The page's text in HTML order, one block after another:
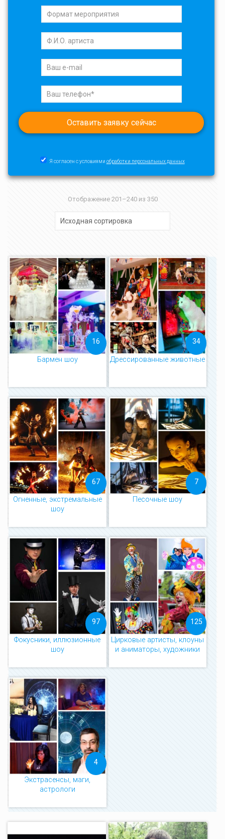
Я согласен с условиями обработки персональных данных
Отображение 201–240 из 350
Бармен шоу
16
Дрессированные животные
34
Огненные, экстремальные
шоу
67
Песочные шоу
7
Фокусники, иллюзионные
шоу
97
Цирковые артисты, клоуны
и аниматоры, художники
125
Экстрасенсы, маги,
астрологи
4